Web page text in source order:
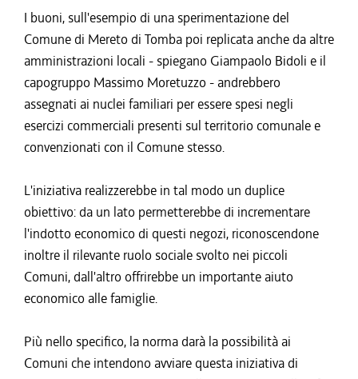
I buoni, sull'esempio di una sperimentazione del
Comune di Mereto di Tomba poi replicata anche da altre
amministrazioni locali - spiegano Giampaolo Bidoli e il
capogruppo Massimo Moretuzzo - andrebbero
assegnati ai nuclei familiari per essere spesi negli
esercizi commerciali presenti sul territorio comunale e
convenzionati con il Comune stesso.
L'iniziativa realizzerebbe in tal modo un duplice
obiettivo: da un lato permetterebbe di incrementare
l'indotto economico di questi negozi, riconoscendone
inoltre il rilevante ruolo sociale svolto nei piccoli
Comuni, dall'altro offrirebbe un importante aiuto
economico alle famiglie.
Più nello specifico, la norma darà la possibilità ai
Comuni che intendono avviare questa iniziativa di